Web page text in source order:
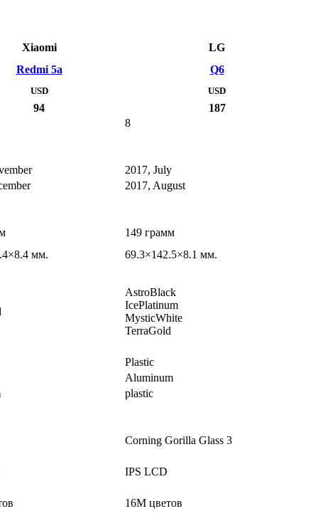
Xiaomi
LG
Redmi 5a Q6
USD
94
USD
187
8
2017, July
2017, August
149 грамм
мм.
69.3×142.5×8.1 мм.
AstroBlack
IcePlatinum
MysticWhite
TerraGold
Plastic
Aluminum
plastic
Corning Gorilla Glass 3
IPS LCD
16M цветов